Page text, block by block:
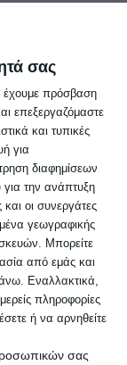
σας
έχουμε πρόσβαση
επεξεργαζόμαστε
και τυπικές
για
διαφημίσεων
για την ανάπτυξη
οι συνεργάτες
γεωγραφικής
Μπορείτε
από εμάς και
Εναλλακτικά,
πληροφορίες
ή να αρνηθείτε
σας
200
δράση
–